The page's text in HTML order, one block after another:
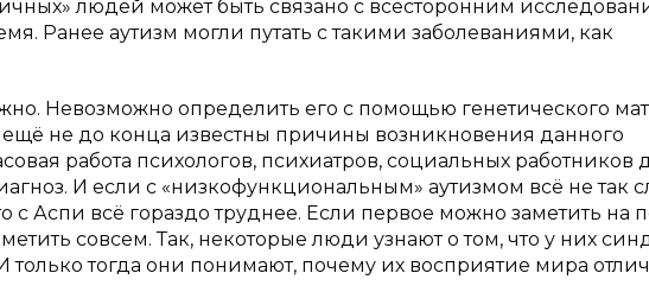
людей может быть связано с всесторонним
Ранее аутизм могли путать с такими заболеваниями, как
Невозможно определить его с помощью генетического
ещё не до конца известны причины возникновения данного
работа психологов, психиатров, социальных работников
И если с «низкофункциональным» аутизмом всё не так
с Аспи всё гораздо труднее. Если первое можно заметить на
совсем. Так, некоторые люди узнают о том, что у них
только тогда они понимают, почему их восприятие мира